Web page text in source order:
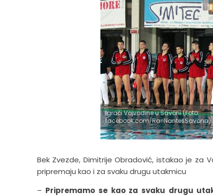
Igrači Vojvodine u Savoni (Foto:
facebook.com/RariNantesSavona)
Bek Zvezde, Dimitrije Obradović, istakao je
pripremaju kao i za svaku drugu utakmicu
– Pripremamo se kao za svaku drugu